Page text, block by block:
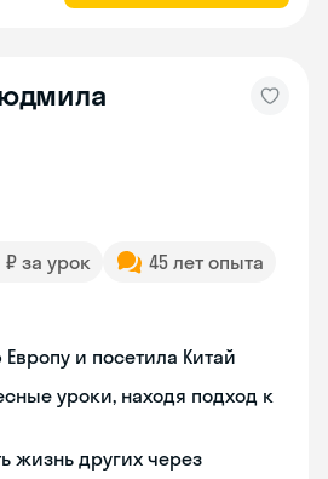
₽ за урок
45 лет опыта
и посетила Китай
уроки, находя подход к
жизнь других через